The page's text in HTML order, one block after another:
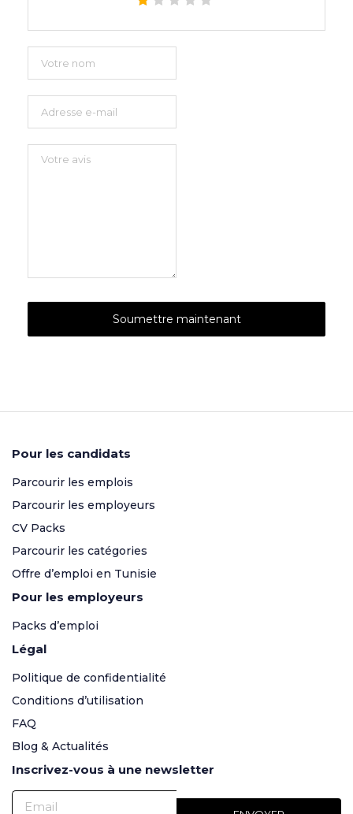
Pour les candidats
Parcourir les emplois
Parcourir les employeurs
CV Packs
Parcourir les catégories
Offre d’emploi en Tunisie
Pour les employeurs
Packs d’emploi
Légal
Politique de confidentialité
Conditions d’utilisation
FAQ
Blog & Actualités
Inscrivez-vous à une newsletter